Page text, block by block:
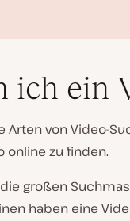
i
d
ich ein
Arten von Video-
online zu finden.
großen
haben eine